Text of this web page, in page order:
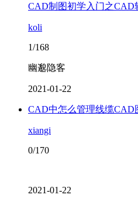
CAD制图初学入门之CAD
koli
1/168
幽邈隐客
2021-01-22
CAD中怎么管理线缆CAD
xiangi
0/170
2021-01-22